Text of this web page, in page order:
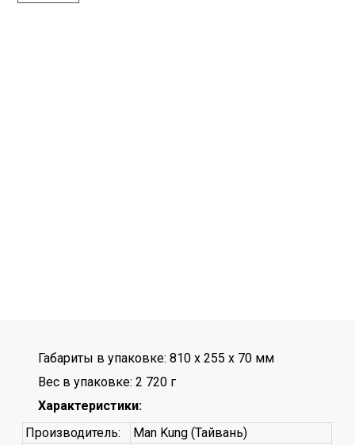
Габариты в упаковке: 810 x 255 x 70 мм
Вес в упаковке: 2 720 г
Характеристики:
Производитель:
Man Kung (Тайвань)